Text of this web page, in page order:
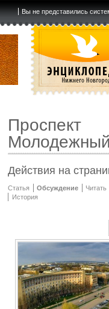
Вы не представились
Проспект
Молодежный
Действия на
Статья Обсуждение Читать
История